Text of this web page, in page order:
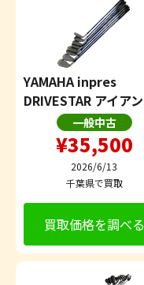
YAMAHA inpres
DRIVESTAR アイアン
一般中古
¥35,500
2026/6/13
千葉県で買取
買取価格を調べる